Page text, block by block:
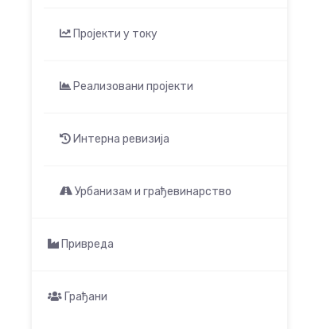
Пројекти у току
Реализовани пројекти
Интерна ревизија
Урбанизам и грађевинарство
Привреда
Грађани